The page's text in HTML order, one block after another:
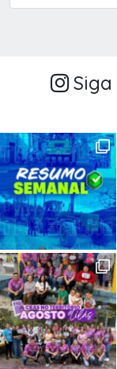
Siga